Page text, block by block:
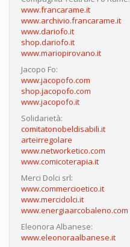
www.francarame.it
www.archivio.francarame.it
www.dariofo.it
shop.dariofo.it
www.mariopirovano.it
Jacopo Fo:
www.jacopofo.com
shop.jacopofo.com
www.jacopofo.it
Solidarietà:
comitatonobeldisabili.it
arteirregolare
www.networketico.com
www.comicoterapia.it
Merci Dolci srl:
www.commercioetico.it
www.mercidolci.it
www.energiaarcobaleno.com
Eleonora Albanese:
www.eleonoraalbanese.it